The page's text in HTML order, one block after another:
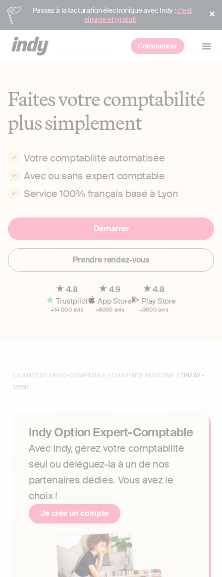
Passez à la facturation électronique avec Indy :c’est
simple et gratuit
Commencer
Faites votre comptabilité
plus simplement
Votre comptabilité automatisée
Avec ou sans expert comptable
Service 100% français basé à Lyon
Démarrer
Prendre rendez-vous
4.8
Trustpilot
+14 000 avis
4.9
App Store
+6000 avis
4.8
Play Store
+3000 avis
CABINET D'EXPERT-COMPTABLE / CHARENTE-MARITIME / TRIZAY -
17250
Indy Option Expert-Comptable
Avec Indy, gérez votre comptabilité
seul ou déléguez-la à un de nos
partenaires dédiés. Vous avez le
choix !
Je crée un compte